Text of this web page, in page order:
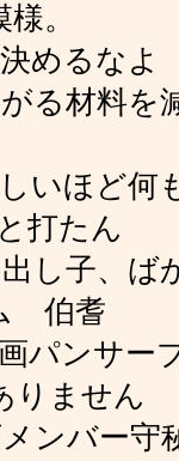
。
めるなよ
る材料
いほど何
打たん
し子、ば
伯耆
パンサー
りません
ンバー